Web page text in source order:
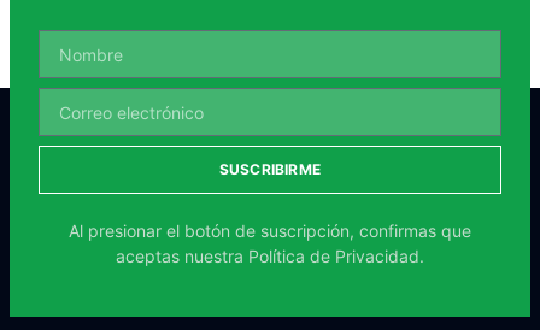
SUSCRIBIRME
Al presionar el botón de suscripción, confirmas que
aceptas nuestra Política de Privacidad.